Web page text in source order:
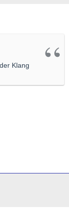
Klang